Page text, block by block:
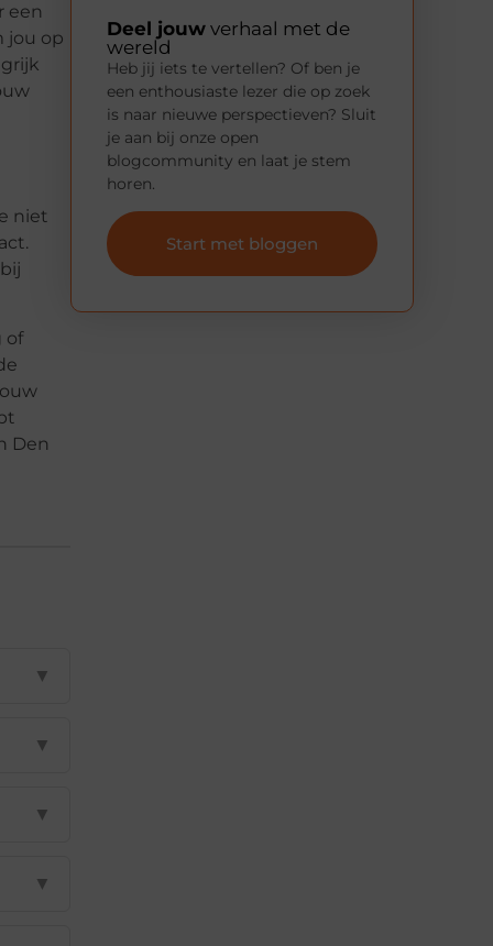
een
jou op
niet
of
Den
▼
▼
▼
▼
Deel jouw verhaal met de
wereld
Heb jij iets te vertellen? Of ben je
een enthousiaste lezer die op zoek
is naar nieuwe perspectieven? Sluit
je aan bij onze open
blogcommunity en laat je stem
horen.
Start met bloggen